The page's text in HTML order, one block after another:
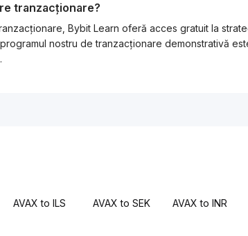
tranzacționare?
Bybit Learn oferă acces gratuit la
nostru de tranzacționare demonstrativă
AVAX to ILS AVAX to SEK AVAX to INR